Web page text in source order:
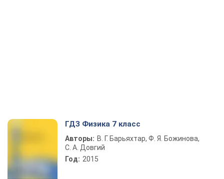
ГДЗ Физика 7 класс
Авторы: В. Г. Барьяхтар, Ф. Я. Божинова,
С. А. Довгий
Год: 2015